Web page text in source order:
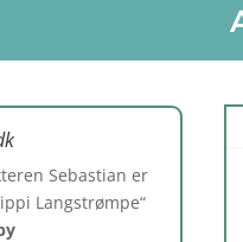
Sebastian er
Langstrømpe“